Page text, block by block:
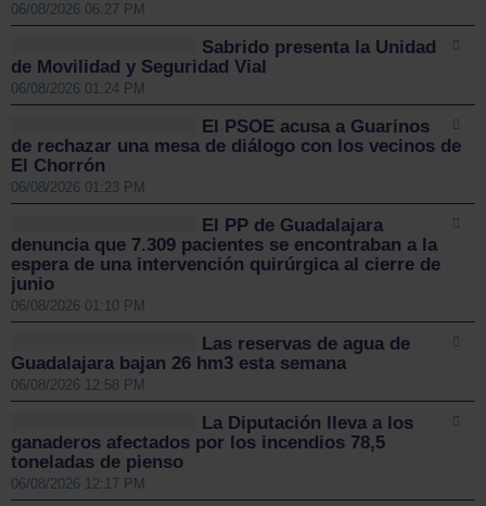
06/08/2026 06:27 PM
Sabrido presenta la Unidad
de Movilidad y Seguridad Vial
06/08/2026 01:24 PM
El PSOE acusa a Guarinos
de rechazar una mesa de diálogo con los vecinos de
El Chorrón
06/08/2026 01:23 PM
El PP de Guadalajara
denuncia que 7.309 pacientes se encontraban a la
espera de una intervención quirúrgica al cierre de
junio
06/08/2026 01:10 PM
Las reservas de agua de
Guadalajara bajan 26 hm3 esta semana
06/08/2026 12:58 PM
La Diputación lleva a los
ganaderos afectados por los incendios 78,5
toneladas de pienso
06/08/2026 12:17 PM